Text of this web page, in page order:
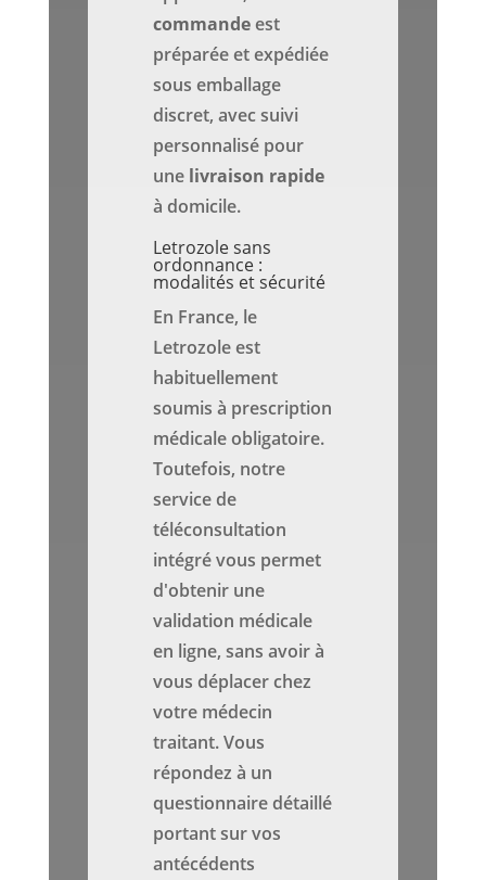
commandeest
préparée et expédiée
sous emballage
discret, avec suivi
personnalisé pour
une livraison rapide
à domicile.
Letrozole sans
ordonnance :
modalités et sécurité
En France, le
Letrozole est
habituellement
soumis à prescription
médicale obligatoire.
Toutefois, notre
service de
téléconsultation
intégré vous permet
d'obtenir une
validation médicale
en ligne, sans avoir à
vous déplacer chez
votre médecin
traitant. Vous
répondez à un
questionnaire détaillé
portant sur vos
antécédents